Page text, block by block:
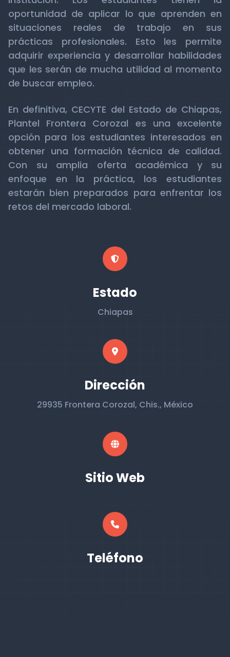
oportunidad de aplicar lo que aprenden en
situaciones reales de trabajo en sus
prácticas profesionales. Esto les permite
adquirir experiencia y desarrollar habilidades
que les serán de mucha utilidad al momento
de buscar empleo.
En definitiva, CECYTE del Estado de Chiapas,
Plantel Frontera Corozal es una excelente
opción para los estudiantes interesados en
obtener una formación técnica de calidad.
Con su amplia oferta académica y su
enfoque en la práctica, los estudiantes
estarán bien preparados para enfrentar los
retos del mercado laboral.
Estado
Chiapas
Dirección
29935 Frontera Corozal, Chis., México
Sitio Web
Teléfono